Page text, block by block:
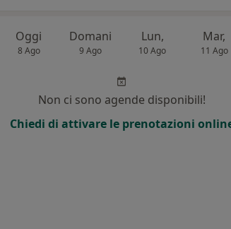
Oggi
8 Ago
Domani
9 Ago
Lun,
10 Ago
Mar,
11 Ago
Non ci sono agende disponibili!
Chiedi di attivare le prenotazioni